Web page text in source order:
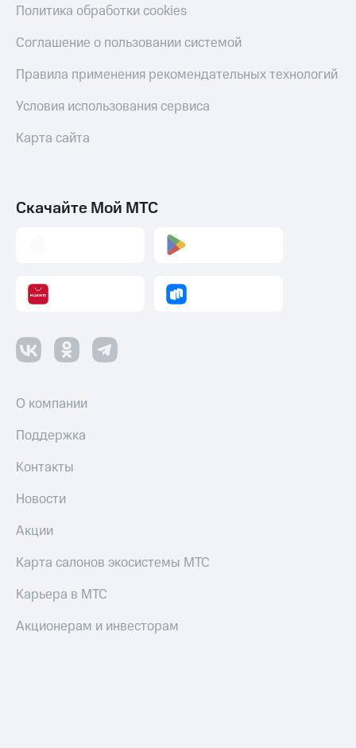
Политика обработки cookies
Соглашение о пользовании системой
Правила применения рекомендательных технологий
Условия использования сервиса
Карта сайта
Скачайте Мой МТС
О компании
Поддержка
Контакты
Новости
Акции
Карта салонов экосистемы МТС
Карьера в МТС
Акционерам и инвесторам